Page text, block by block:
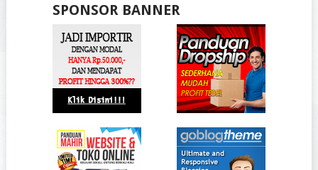
SPONSOR BANNER